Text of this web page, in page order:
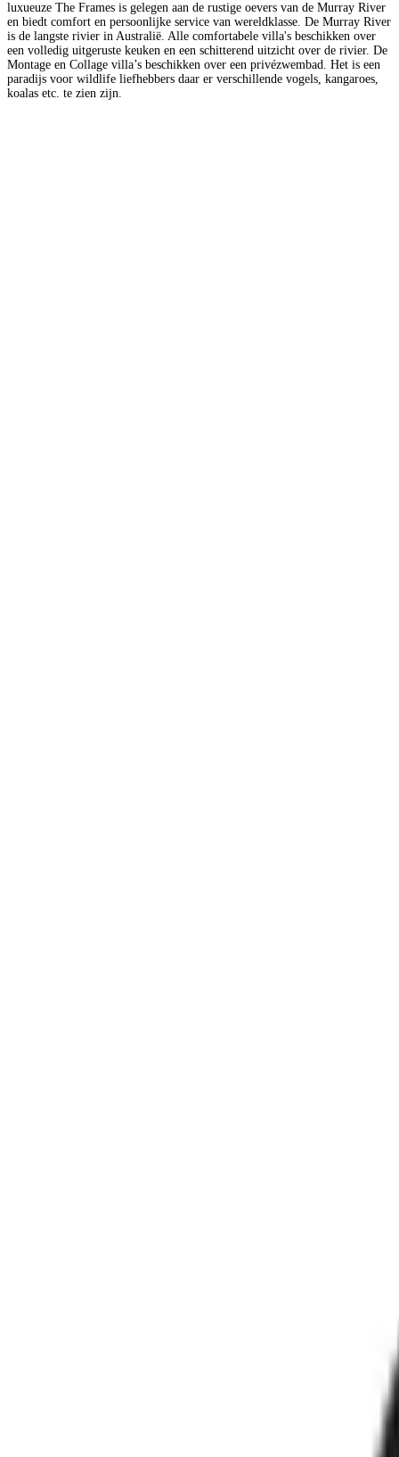
luxueuze The Frames is gelegen aan de rustige oevers van de Murray River
en biedt comfort en persoonlijke service van wereldklasse. De Murray River
is de langste rivier in Australië. Alle comfortabele villa's beschikken over
een volledig uitgeruste keuken en een schitterend uitzicht over de rivier. De
Montage en Collage villa’s beschikken over een privézwembad. Het is een
paradijs voor wildlife liefhebbers daar er verschillende vogels, kangaroes,
koalas etc. te zien zijn.